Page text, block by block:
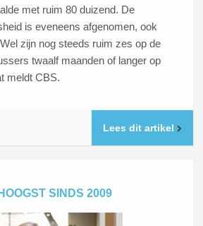
met ruim 80 duizend. De
is eveneens afgenomen, ook
zijn nog steeds ruim zes op de
twaalf maanden of langer op
meldt CBS.
Lees dit artikel
SINDS 2009